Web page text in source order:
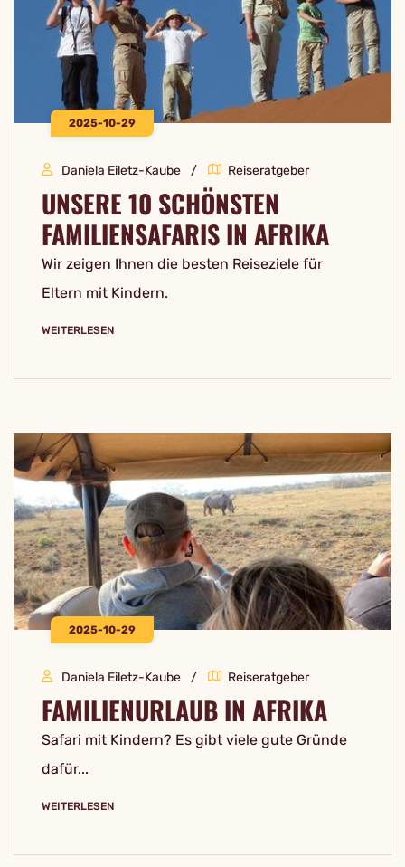
2025-10-29
Daniela Eiletz-Kaube Reiseratgeber
UNSERE 10 SCHÖNSTEN
FAMILIENSAFARIS IN AFRIKA
Wir zeigen Ihnen die besten Reiseziele für
Eltern mit Kindern.
WEITERLESEN
2025-10-29
Daniela Eiletz-Kaube Reiseratgeber
FAMILIENURLAUB IN AFRIKA
Safari mit Kindern? Es gibt viele gute Gründe
dafür...
WEITERLESEN